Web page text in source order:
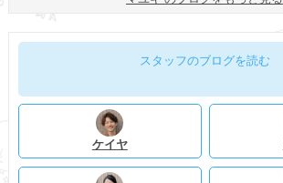
スタッフのブログを読む
ケイヤ